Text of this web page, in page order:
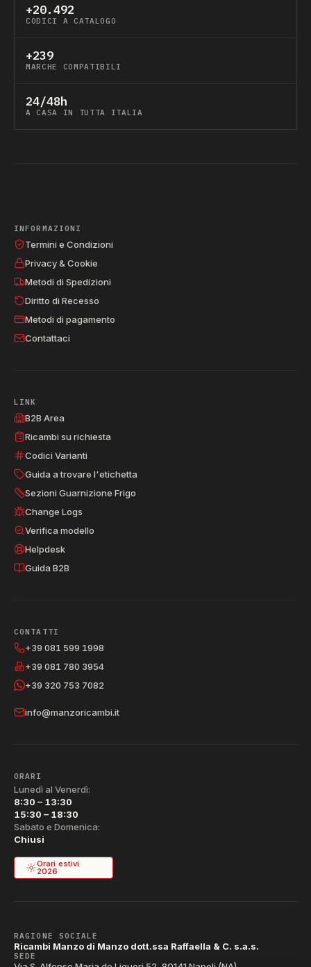
+20.492
CODICI A CATALOGO
+239
MARCHE COMPATIBILI
24/48h
A CASA IN TUTTA ITALIA
INFORMAZIONI
Termini e Condizioni
Privacy & Cookie
Metodi di Spedizioni
Diritto di Recesso
Metodi di pagamento
Contattaci
LINK
B2B Area
Ricambi su richiesta
Codici Varianti
Guida a trovare l'etichetta
Sezioni Guarnizione Frigo
Change Logs
Verifica modello
Helpdesk
Guida B2B
CONTATTI
+39 081 599 1998
+39 081 780 3954
+39 320 753 7082
info@manzoricambi.it
ORARI
Lunedì al Venerdì:
8:30 – 13:30
15:30 – 18:30
Sabato e Domenica:
Chiusi
Orari estivi
2026
RAGIONE SOCIALE
Ricambi Manzo di Manzo dott.ssa Raffaella & C. s.a.s.
SEDE